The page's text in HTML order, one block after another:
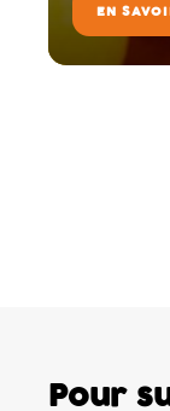
EN
Pour